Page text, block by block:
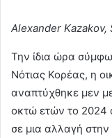
Alexander
Την ίδια ώρα
Νότιας Κορέας, η
αναπτύχθηκε μεν
οκτώ ετών το 2024
σε μια αλλαγή